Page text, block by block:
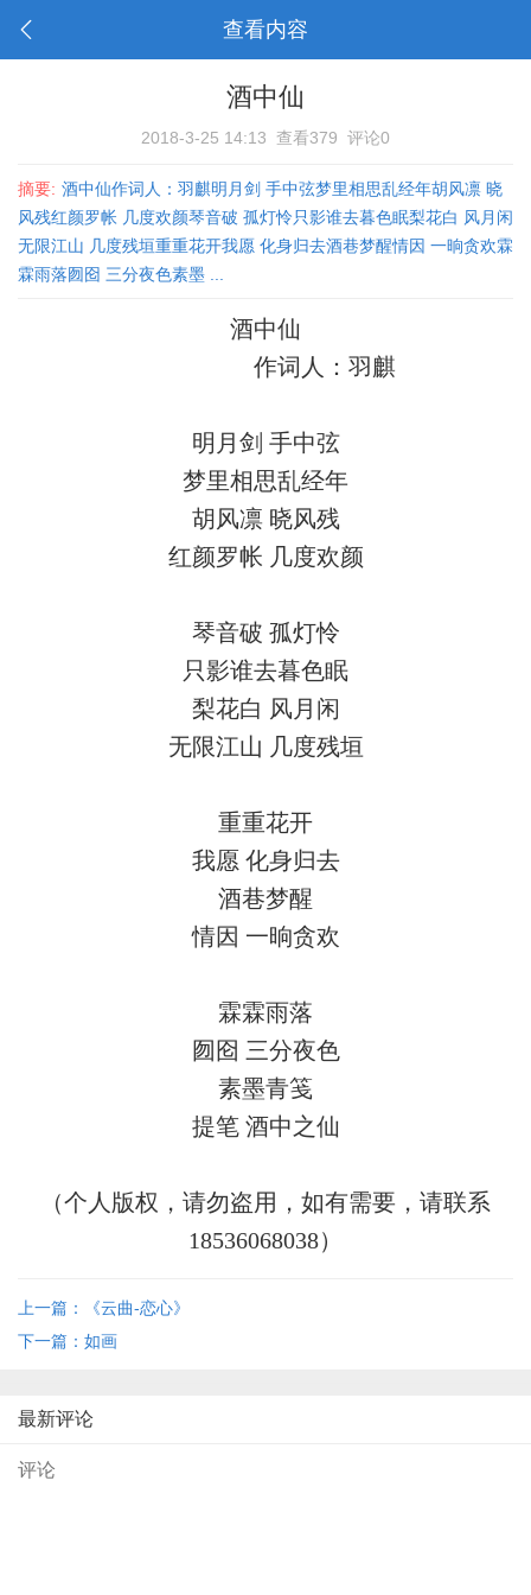
查看内容
酒中仙
2018-3-25 14:13 查看379 评论0
摘要: 酒中仙作词人：羽麒明月剑 手中弦梦里相思乱经年胡风凛 晓
风残红颜罗帐 几度欢颜琴音破 孤灯怜只影谁去暮色眠梨花白 风月闲
无限江山 几度残垣重重花开我愿 化身归去酒巷梦醒情因 一晌贪欢霖
霖雨落囫囵 三分夜色素墨 ...
酒中仙
作词人：羽麒
明月剑 手中弦
梦里相思乱经年
胡风凛 晓风残
红颜罗帐 几度欢颜
琴音破 孤灯怜
只影谁去暮色眠
梨花白 风月闲
无限江山 几度残垣
重重花开
我愿 化身归去
酒巷梦醒
情因 一晌贪欢
霖霖雨落
囫囵 三分夜色
素墨青笺
提笔 酒中之仙
（个人版权，请勿盗用，如有需要，请联系
18536068038）
上一篇：《云曲-恋心》
下一篇：如画
最新评论